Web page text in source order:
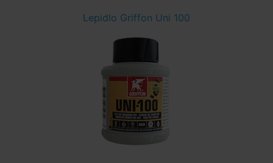
Lepidlo Griffon Uni 100